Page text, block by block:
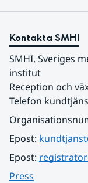
Kontakta SMHI
SMHI, Sveriges
institut
Reception och
Telefon
Epost:
Epost:
Press